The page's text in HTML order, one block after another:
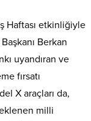
Haftası etkinliğiyle
Berkan
uyandıran ve
fırsatı
X araçları da,
milli